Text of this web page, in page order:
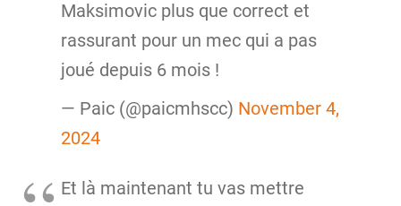
Maksimovic plus que correct et
rassurant pour un mec qui a pas
joué depuis 6 mois !
— Paic (@paicmhscc) November 4,
2024
Et là maintenant tu vas mettre